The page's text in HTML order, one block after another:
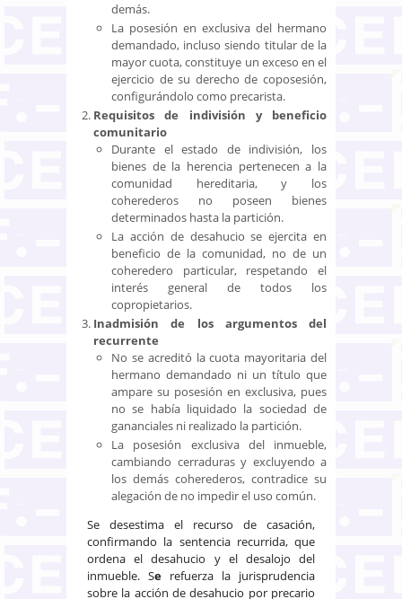
demás.
La posesión en exclusiva del hermano
demandado, incluso siendo titular de la
mayor cuota, constituye un exceso en el
ejercicio de su derecho de coposesión,
configurándolo como precarista.
Requisitos de indivisión y beneficio
comunitario
Durante el estado de indivisión, los
bienes de la herencia pertenecen a la
comunidad hereditaria, y los
coherederos no poseen bienes
determinados hasta la partición.
La acción de desahucio se ejercita en
beneficio de la comunidad, no de un
coheredero particular, respetando el
interés general de todos los
copropietarios.
Inadmisión de los argumentos del
recurrente
No se acreditó la cuota mayoritaria del
hermano demandado ni un título que
ampare su posesión en exclusiva, pues
no se había liquidado la sociedad de
gananciales ni realizado la partición.
La posesión exclusiva del inmueble,
cambiando cerraduras y excluyendo a
los demás coherederos, contradice su
alegación de no impedir el uso común.
Se desestima el recurso de casación,
confirmando la sentencia recurrida, que
ordena el desahucio y el desalojo del
inmueble. Se refuerza la jurisprudencia
sobre la acción de desahucio por precario